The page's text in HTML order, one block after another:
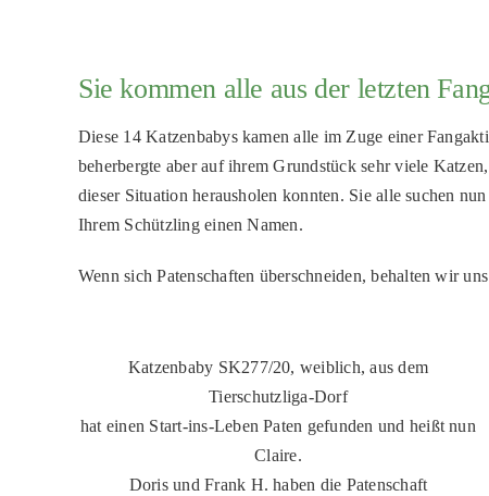
Sie kommen alle aus der letzten
Diese 14 Katzenbabys kamen alle im Zuge einer
beherbergte aber auf ihrem Grundstück sehr viele
dieser Situation herausholen konnten. Sie alle suchen
Ihrem Schützling einen Namen.
Wenn sich Patenschaften überschneiden, behalten wir
Katzenbaby SK277/20, weiblich, aus dem
Tierschutzliga-Dorf
hat einen Start-ins-Leben Paten gefunden und heißt nun
Claire.
Doris und Frank H. haben die Patenschaft